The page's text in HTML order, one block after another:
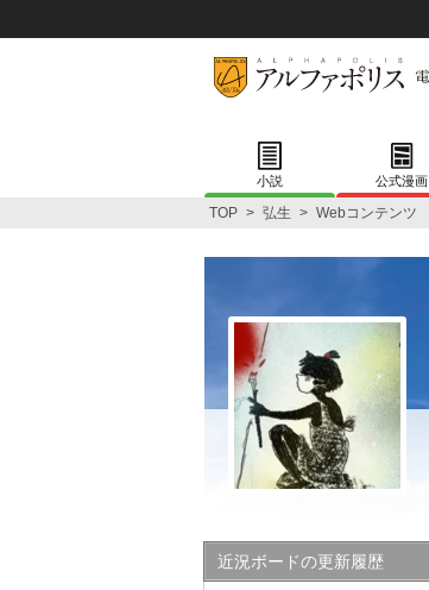
小説 公式漫画
TOP > 弘生 > Webコンテンツ
近況ボードの更新履歴